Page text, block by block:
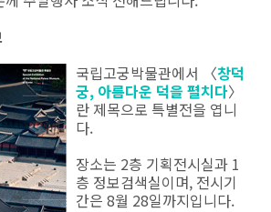
국립고궁박물관에서 〈창덕
궁, 아름다운 덕을 펼치다〉
란 제목으로 특별전을 엽니
다.
장소는 2층 기획전시실과 1
층 정보검색실이며, 전시기
간은 8월 28일까지입니다.